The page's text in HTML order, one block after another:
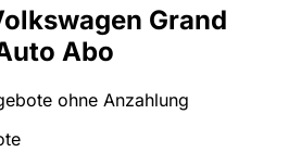
Grand
Abo
ohne Anzahlung